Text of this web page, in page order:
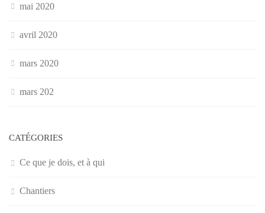
mai 2020
avril 2020
mars 2020
mars 202
CATÉGORIES
Ce que je dois, et à qui
Chantiers